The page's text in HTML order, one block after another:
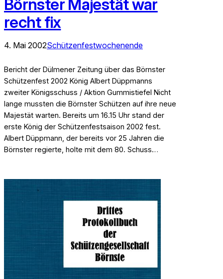
Börnster Majestät war
recht fix
4. Mai 2002Schützenfestwochenende
Bericht der Dülmener Zeitung über das Börnster
Schützenfest 2002 König Albert Düppmanns
zweiter Königsschuss / Aktion Gummistiefel Nicht
lange mussten die Börnster Schützen auf ihre neue
Majestät warten. Bereits um 16.15 Uhr stand der
erste König der Schützenfestsaison 2002 fest.
Albert Düppmann, der bereits vor 25 Jahren die
Börnster regierte, holte mit dem 80. Schuss…